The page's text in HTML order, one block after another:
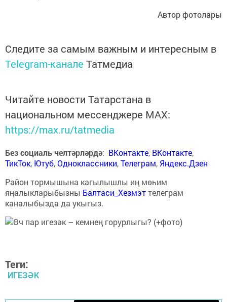
Автор фотолары
Следите за самым важным и интересным в
Telegram-канале Татмедиа
Читайте новости Татарстана в
национальном мессенджере MАХ:
https://max.ru/tatmedia
Без социаль челтәрләрдә: ВКонтакте, ВКонтакте,
ТикТок, Ютуб,Одноклассники,Телеграм, Яндекс.Дзен
Район тормышына кагылышлы иң мөһим
яңалыкларыбызны Балтаси_Хезмэттелеграм
каналыбызда да укыгыз.
Теги:
ИГЕЗӘК